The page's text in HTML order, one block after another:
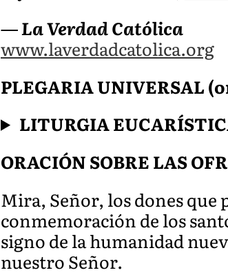
— La Verdad Católica
www.laverdadcatolica.org
PLEGARIA UNIVERSAL
LITURGIA
ORACIÓN SOBRE LAS
Mira, Señor, los dones que
conmemoración de los
signo de la humanidad
nuestro Señor.